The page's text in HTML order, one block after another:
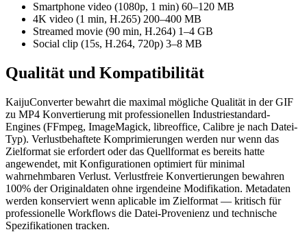
Smartphone video (1080p, 1 min) 60–120 MB
4K video (1 min, H.265) 200–400 MB
Streamed movie (90 min, H.264) 1–4 GB
Social clip (15s, H.264, 720p) 3–8 MB
Qualität und Kompatibilität
KaijuConverter bewahrt die maximal mögliche Qualität in der GIF
zu MP4 Konvertierung mit professionellen Industriestandard-
Engines (FFmpeg, ImageMagick, libreoffice, Calibre je nach Datei-
Typ). Verlustbehaftete Komprimierungen werden nur wenn das
Zielformat sie erfordert oder das Quellformat es bereits hatte
angewendet, mit Konfigurationen optimiert für minimal
wahrnehmbaren Verlust. Verlustfreie Konvertierungen bewahren
100% der Originaldaten ohne irgendeine Modifikation. Metadaten
werden konserviert wenn aplicable im Zielformat — kritisch für
professionelle Workflows die Datei-Provenienz und technische
Spezifikationen tracken.